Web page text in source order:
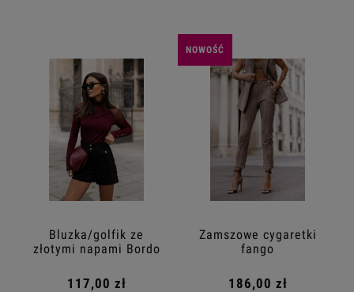
Bluzka/golfik ze
złotymi napami Bordo
117,00 zł
Zamszowe cygaretki
fango
186,00 zł
NOWOŚĆ